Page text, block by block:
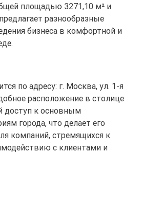
площадью 3271,10 м² и
разнообразные
бизнеса в комфортной и
по адресу: г. Москва, ул. 1-я
расположение в столице
доступ к основным
города, что делает его
компаний, стремящихся к
с клиентами и